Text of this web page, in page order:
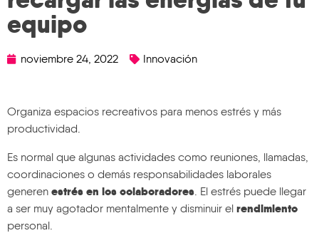
equipo
noviembre 24, 2022 Innovación
Organiza espacios recreativos para menos estrés y más
productividad.
Es normal que algunas actividades como reuniones, llamadas,
coordinaciones o demás responsabilidades laborales
generen estrés en los colaboradores. El estrés puede llegar
a ser muy agotador mentalmente y disminuir el rendimiento
personal.